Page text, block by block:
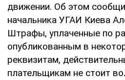
движении. Об этом
начальника УГАИ Киева
Штрафы, уплаченные по
опубликованным в
реквизитам,
плательщикам не стоит